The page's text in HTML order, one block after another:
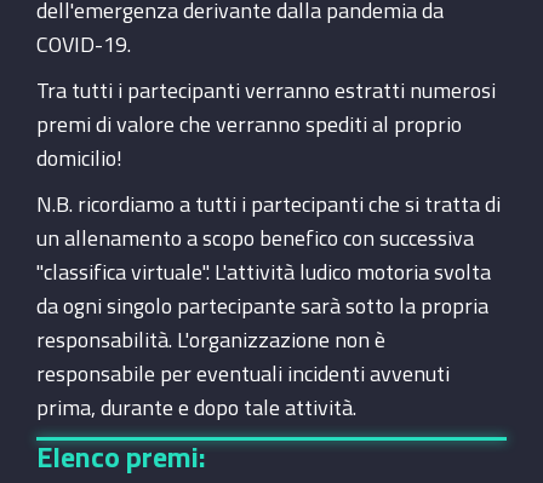
dell'emergenza derivante dalla pandemia da
COVID-19.
Tra tutti i partecipanti verranno estratti numerosi
premi di valore che verranno spediti al proprio
domicilio!
N.B. ricordiamo a tutti i partecipanti che si tratta di
un allenamento a scopo benefico con successiva
"classifica virtuale". L'attività ludico motoria svolta
da ogni singolo partecipante sarà sotto la propria
responsabilità. L'organizzazione non è
responsabile per eventuali incidenti avvenuti
prima, durante e dopo tale attività.
Elenco premi: